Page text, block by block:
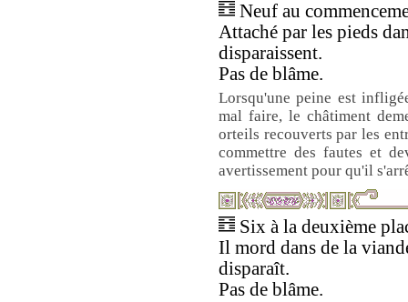
Neuf au
Attaché par les pieds
disparaissent.
Pas de blâme.
Lorsqu'une peine est
mal faire, le châtiment
orteils recouverts par les
commettre des fautes et
avertissement pour qu'il
Six à la deuxième
Il mord dans de la
disparaît.
Pas de blâme.